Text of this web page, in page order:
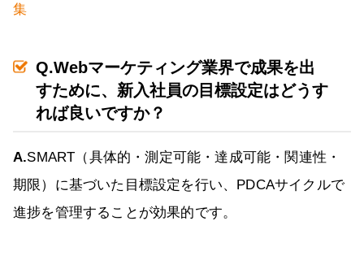
集
Q.Webマーケティング業界で成果を出
すために、新入社員の目標設定はどうす
れば良いですか？
A.SMART（具体的・測定可能・達成可能・関連性・
期限）に基づいた目標設定を行い、PDCAサイクルで
進捗を管理することが効果的です。